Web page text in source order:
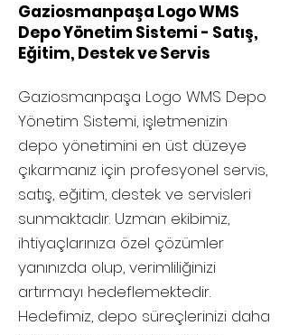
Gaziosmanpaşa Logo WMS
Depo Yönetim Sistemi - Satış,
Eğitim, Destek ve Servis
Gaziosmanpaşa Logo WMS Depo
Yönetim Sistemi, işletmenizin
depo yönetimini en üst düzeye
çıkarmanız için profesyonel servis,
satış, eğitim, destek ve servisleri
sunmaktadır. Uzman ekibimiz,
ihtiyaçlarınıza özel çözümler
yanınızda olup, verimliliğinizi
artırmayı hedeflemektedir.
Hedefimiz, depo süreçlerinizi daha